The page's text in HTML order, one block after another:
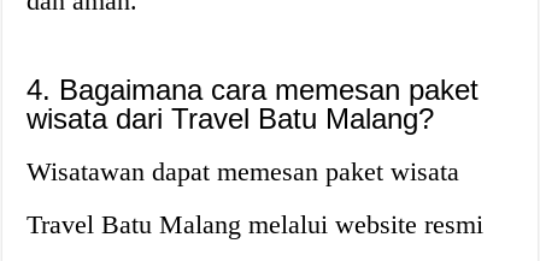
4. Bagaimana cara memesan paket
wisata dari Travel Batu Malang?
Wisatawan dapat memesan paket wisata
Travel Batu Malang melalui website resmi